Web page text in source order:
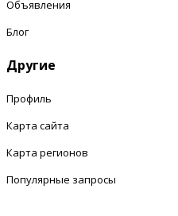
Объявления
Блог
Другие
Профиль
Карта сайта
Карта регионов
Популярные запросы